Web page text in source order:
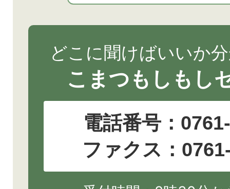
どこに聞けばいいか
こまつもしもし
電話番号：
ファクス：